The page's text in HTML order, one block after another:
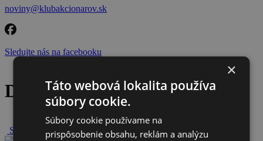
noviny@klubakcionarov.sk
Sledujte nás na facebooku
Detail článku
Späť na novinky
×
Táto webová lokalita používa
súbory cookie.
Súbory cookie používame na
prispôsobenie obsahu, reklám a analýzu